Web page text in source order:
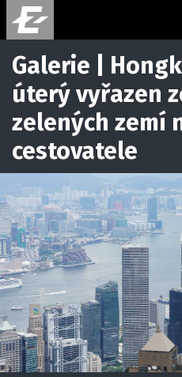
Galerie |
úterý vyřazen
zelených zemí
cestovatele